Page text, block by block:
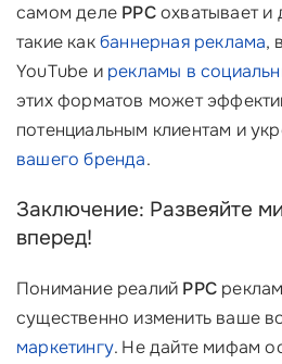
самом деле PPCохватывает и
такие какбаннерная реклама,
YouTube и рекламы в
этих форматов может
потенциальным клиентам и
вашего бренда.
Заключение: Развеяйте
вперед!
Понимание реалий PPC
существенно изменить ваше
маркетингу. Не дайте мифам